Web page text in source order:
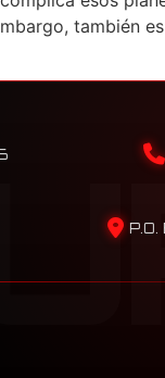
también